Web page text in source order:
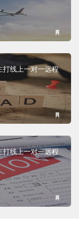
打线上一对一远程
打线上一对一远程